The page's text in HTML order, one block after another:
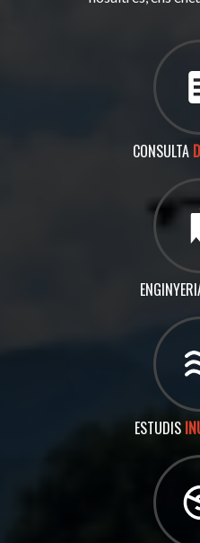
CONSULTA
ESTUDIS